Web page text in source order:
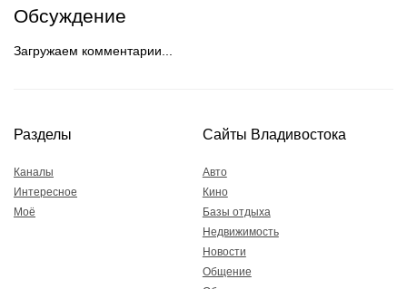
Обсуждение
Загружаем комментарии...
Разделы
Каналы
Интересное
Моё
Сайты Владивостока
Авто
Кино
Базы отдыха
Недвижимость
Новости
Общение